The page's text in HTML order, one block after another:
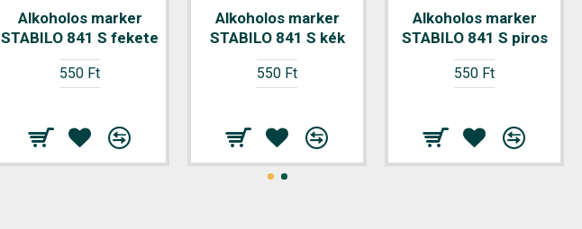
Színes ceruza BIC
Kids Evolution
hatszögletű
környezetbarát 24
2.600 Ft
Színes ceruza BIC
Kids Tropicolors
hatszögletű 18
db/készlet
Alkoholos marker
STABILO 841 S fekete
550 Ft
Alkoholos marker
STABILO 841 S kék
550 Ft
Alkoholos marker
STABILO 841 S piros
550 Ft